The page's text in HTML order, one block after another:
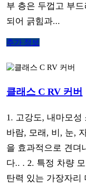
부 층은 두껍고 부
되어 긁힘과...
추가 정보
클래스 C RV 커버
1. 고강도, 내마모성
바람, 모래, 비, 눈,
을 효과적으로 견뎌
다.. . 2. 특정 차량
탄력 있는 가장자리